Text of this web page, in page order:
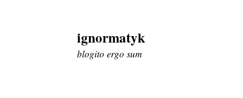
Skip
to
content
ignormatyk
blogito ergo sum